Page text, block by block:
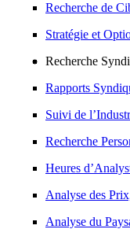
Recherche de
Stratégie et
Recherche
Rapports
Suivi de
Recherche
Heures
Analyse des
Analyse du